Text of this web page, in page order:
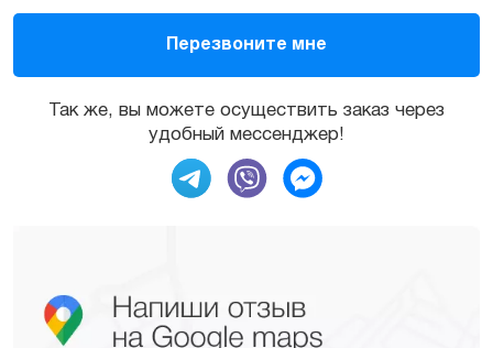
Так же, вы можете осуществить заказ через
удобный мессенджер!